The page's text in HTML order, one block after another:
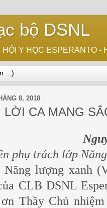
bộ DSNL
Y HỌC ESPERANTO -
8, 2018
LỜI CA MANG
phụ trách lớp
lượng xanh
CLB DSNL
Thầy Chủ nhiệm